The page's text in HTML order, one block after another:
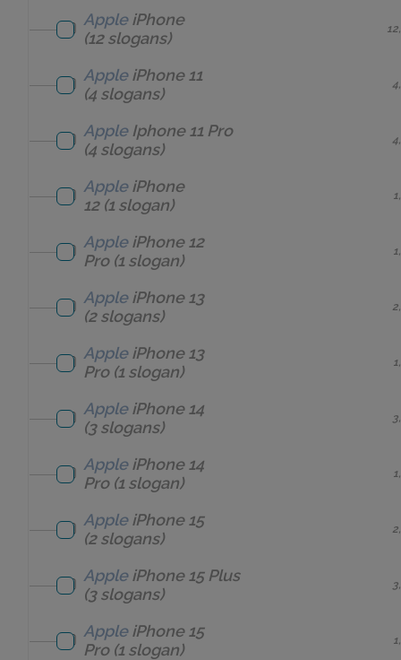
Apple iPhone
(12 slogans)
Apple iPhone 11
(4 slogans)
Apple Iphone 11 Pro
(4 slogans)
Apple iPhone
12(1 slogan)
Apple iPhone 12
Pro(1 slogan)
Apple iPhone 13
(2 slogans)
Apple iPhone 13
Pro(1 slogan)
Apple iPhone 14
(3 slogans)
Apple iPhone 14
Pro(1 slogan)
Apple iPhone 15
(2 slogans)
Apple iPhone 15 Plus
(3 slogans)
Apple iPhone 15
Pro(1 slogan)